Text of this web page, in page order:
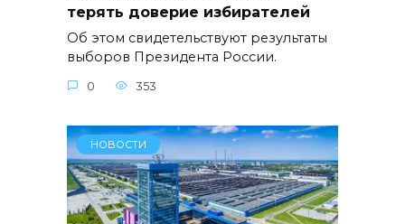
терять доверие избирателей
Об этом свидетельствуют результаты
выборов Президента России.
0 353
НОВОСТИ